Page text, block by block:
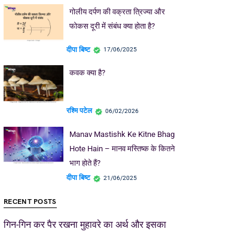
गोलीय दर्पण की वक्रता त्रिज्या और
फोकस दूरी में संबंध क्या होता है?
दीपा बिष्ट 17/06/2025
कवक क्या है?
रश्मि पटेल 06/02/2026
Manav Mastishk Ke Kitne Bhag
Hote Hain – मानव मस्तिष्क के कितने
भाग होते हैं?
दीपा बिष्ट 21/06/2025
RECENT POSTS
गिन-गिन कर पैर रखना मुहावरे का अर्थ और इसका